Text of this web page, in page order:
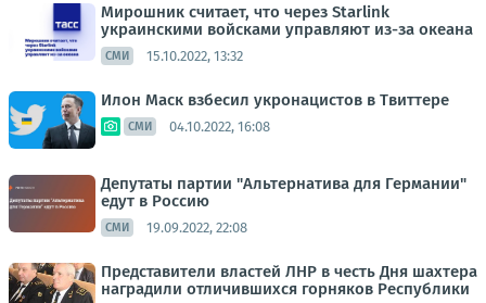
Мирошник считает, что через Starlink
украинскими войсками управляют из-за океана
СМИ 15.10.2022, 13:32
Илон Маск взбесил укронацистов в Твиттере
СМИ 04.10.2022, 16:08
Депутаты партии "Альтернатива для Германии"
едут в Россию
СМИ 19.09.2022, 22:08
Представители властей ЛНР в честь Дня шахтера
наградили отличившихся горняков Республики